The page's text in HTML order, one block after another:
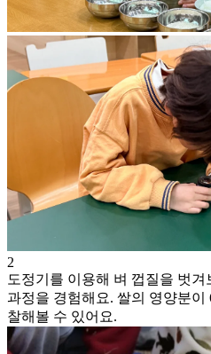
2
도정기를 이용해 벼 껍질을 벗
과정을 경험해요. 쌀의 영양분이
찰해볼 수 있어요.